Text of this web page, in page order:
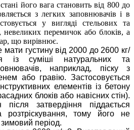
його вага становить від 800 до
з легких заповнювачів і в
у вигляді стельових та
невеликих перемичок або блоків, а
що вирівнює.
густину від 2000 до 2600 кг/
із суміші натуральних та
наприклад, піску з
або гравію. Застосовується
елементів із бетону
блоків або навісних стін).
затвердіння піддається
розтріскування, тому його не
період.